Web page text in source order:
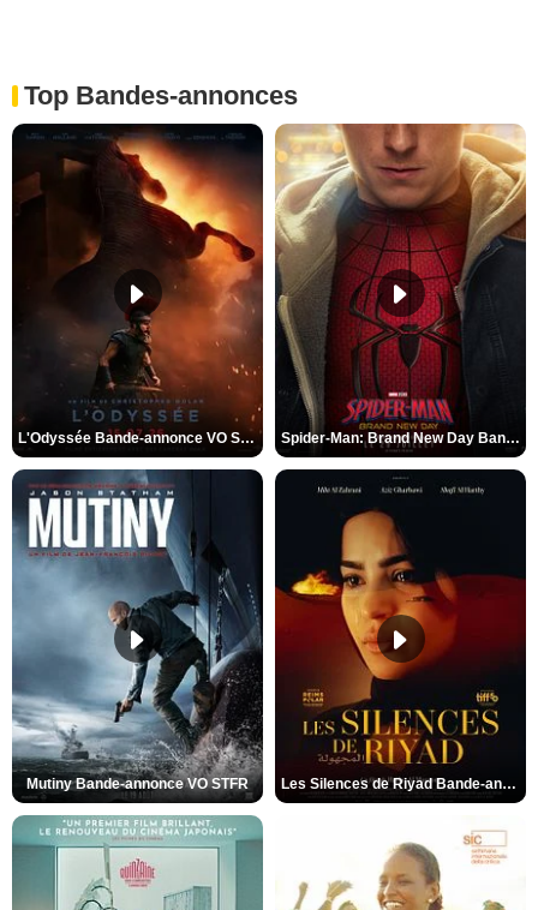
Top Bandes-annonces
L'Odyssée Bande-annonce VO STFR Spider-Man: Brand New Day Bande-annonce VO STFR
Mutiny Bande-annonce VO STFR Les Silences de Riyad Bande-annonce VO STFR